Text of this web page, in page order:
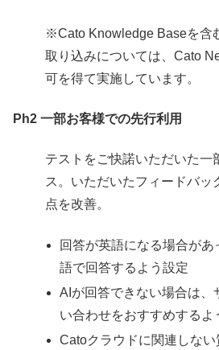
※Cato Knowledge Baseを含
取り込みについては、Cato
可を得て実施しています。
Ph2 一部お客様での先行利用
テストをご快諾いただいた一
ス。いただいたフィードバッ
点を改善。
回答が英語になる場合が
語で回答するよう設定
AIが回答できない場合は、
い合わせをおすすめするよ
Catoクラウドに関連しな